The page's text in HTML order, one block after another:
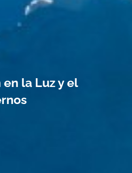
la Luz y el